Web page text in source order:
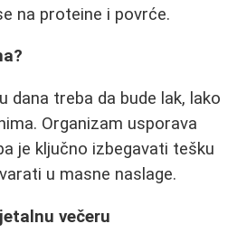
na proteine i povrće.
dana treba da bude lak, lako
Organizam usporava
je ključno izbegavati tešku
u masne naslage.
večeru